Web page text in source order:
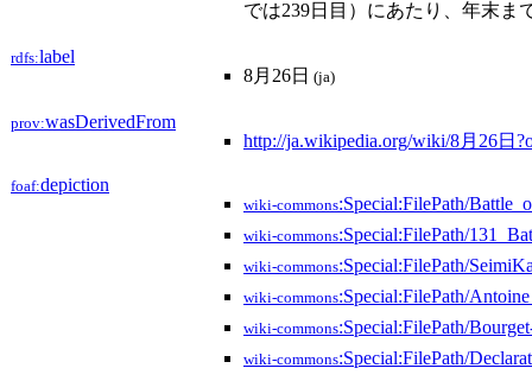
では239日目）にあたり、年末ま
rdfs:label
8月26日 (ja)
prov:wasDerivedFrom
http://ja.wikipedia.org/wiki/8月26日
foaf:depiction
wiki-commons:Special:FilePath/
wiki-commons:Special:FilePath/
wiki-commons:Special:FilePath/
wiki-commons:Special:FilePath/
wiki-commons:Special:FilePath/
wiki-commons:Special:FilePath/